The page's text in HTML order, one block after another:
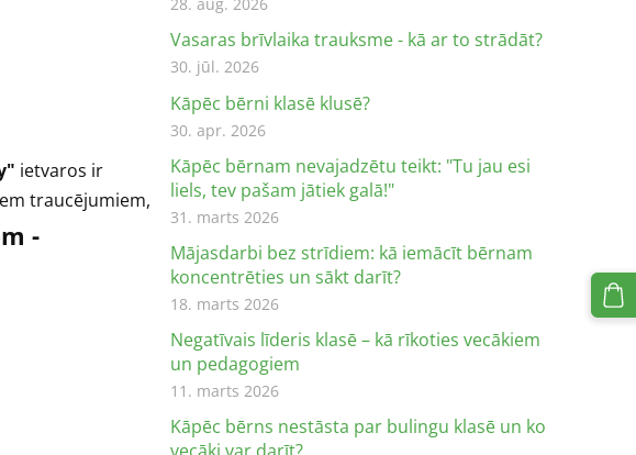
Vasaras brīvlaika trauksme - kā ar to strādāt?
30. jūl. 2026
Kāpēc bērni klasē klusē?
30. apr. 2026
Kāpēc bērnam nevajadzētu teikt: "Tu jau esi
liels, tev pašam jātiek galā!"
31. marts 2026
Mājasdarbi bez strīdiem: kā iemācīt bērnam
koncentrēties un sākt darīt?
18. marts 2026
Negatīvais līderis klasē – kā rīkoties vecākiem
un pedagogiem
11. marts 2026
Kāpēc bērns nestāsta par bulingu klasē un ko
ietvaros ir
traucējumiem,
-